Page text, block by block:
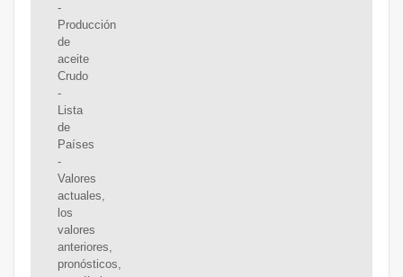
-
Producción
de
aceite
Crudo
-
Lista
de
Países
-
Valores
actuales,
los
valores
anteriores,
pronósticos,